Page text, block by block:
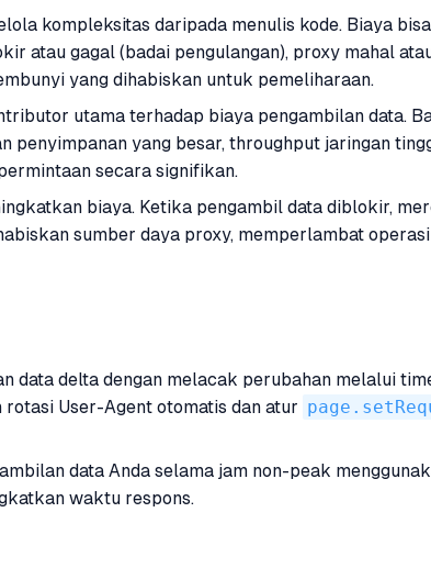
kompleksitas daripada menulis kode. Biaya
atau gagal (badai pengulangan), proxy mahal
yang dihabiskan untuk pemeliharaan.
utama terhadap biaya pengambilan data.
yang besar, throughput jaringan
secara signifikan.
biaya. Ketika pengambil data diblokir,
sumber daya proxy, memperlambat
data delta dengan melacak perubahan melalui
User-Agent otomatis dan atur
data Anda selama jam non-peak
waktu respons.